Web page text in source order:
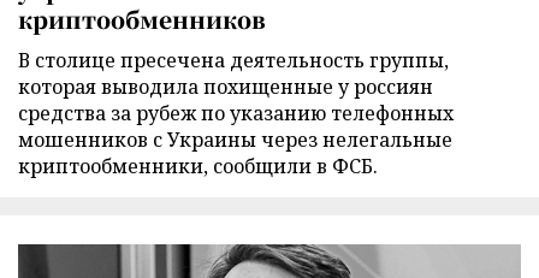
криптообменников
В столице пресечена деятельность группы,
которая выводила похищенные у россиян
средства за рубеж по указанию телефонных
мошенников с Украины через нелегальные
криптообменники, сообщили в ФСБ.